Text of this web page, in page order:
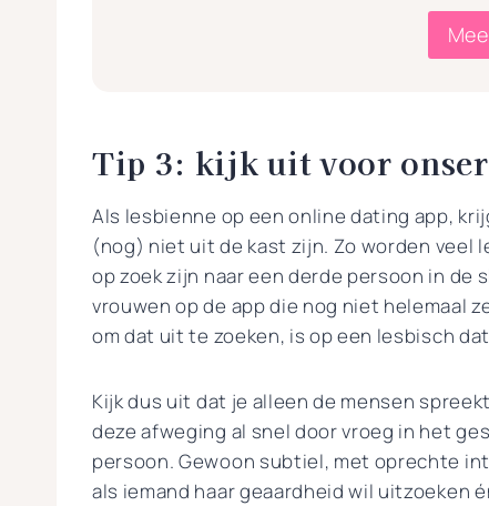
Tip 3: kijk uit voor
Als lesbienne op een online dating app,
(nog) niet uit de kast zijn. Zo worden
op zoek zijn naar een derde persoon in de
vrouwen op de app die nog niet helemaal
om dat uit te zoeken, is op een lesbisch
Kijk dus uit dat je alleen de mensen
deze afweging al snel door vroeg in het
persoon. Gewoon subtiel, met oprechte
als iemand haar geaardheid wil uitzoeken